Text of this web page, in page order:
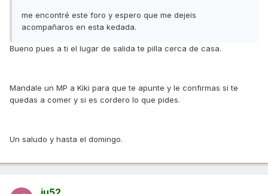
me encontré este foro y espero que me dejeis
acompañaros en esta kedada.
Bueno pues a ti el lugar de salida te pilla cerca de casa.
Mandale un MP a Kiki para que te apunte y le confirmas si te
quedas a comer y si es cordero lo que pides.
Un saludo y hasta el domingo.